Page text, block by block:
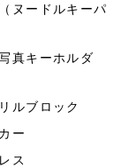
ヌードルキーパ
真キーホルダ
ルブロック
ー
ス